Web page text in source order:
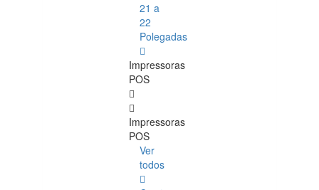
21 a
22
Polegadas
Impressoras
POS
Impressoras
POS
Ver
todos